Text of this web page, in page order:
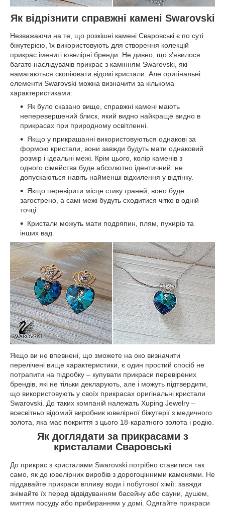
Як відрізнити справжні камені Swarovski
Незважаючи на те, що розкішні камені Сваровські є по суті
біжутерією, їх використовують для створення колекцій
прикрас імениті ювелірні бренди. Не дивно, що з'явилося
багато наслідувачів прикрас з камінням Swarovski, які
намагаються скопіювати відомі кристали. Але оригінальні
елементи Swarovski можна визначити за кількома
характеристиками:
Як було сказано вище, справжні камені мають
неперевершений блиск, який видно найкраще видно в
прикрасах при природному освітленні.
Якщо у прикрашанні використовуються однакові за
формою кристали, вони завжди будуть мати однаковий
розмір і ідеальні межі. Крім цього, колір каменів з
одного сімейства буде абсолютно ідентичний: не
допускаються навіть найменші відхилення у відтінку.
Якщо перевірити місце стику граней, воно буде
загострено, а самі межі будуть сходитися чітко в одній
точці.
Кристали можуть мати подряпин, плям, пухирів та
інших вад.
Якщо ви не впевнені, що зможете на око визначити
перелічені вище характеристики, є один простий спосіб не
потрапити на підробку – купувати прикраси перевірених
брендів, які не тільки декларують, але і можуть підтвердити,
що використовують у своїх прикрасах оригінальні кристали
Swarovski. До таких компаній належать Xuping Jewelry –
всесвітньо відомий виробник ювелірної біжутерії з медичного
золота, яка має покриття з цього 18-каратного золота і родію.
Як доглядати за прикрасами з
кристалами Сваровські
До прикрас з кристалами Swarovski потрібно ставитися так
само, як до ювелірних виробів з дорогоцінними каменями. Не
піддавайте прикраси впливу води і побутової хімії: завжди
знімайте їх перед відвідуванням басейну або сауни, душем,
миттям посуду або прибиранням у домі. Одягайте прикраси